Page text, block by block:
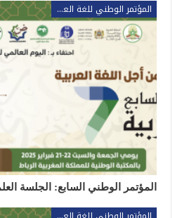
المؤتمر الوطني للغة العربية
المؤتمر الوطني السابع: الجلسة